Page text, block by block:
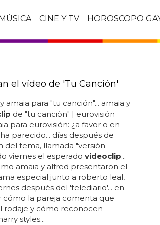
MÚSICA CINE Y TV HOROSCOPO
el vídeo de 'Tu Canción'
amaia para "tu canción"... amaia y
de "tu canción" | eurovisión
para eurovisión: ¿a favor o en
parecido... días después de
del tema, llamada "versión
viernes el esperado videoclip...
amaia y alfred presentaron el
especial junto a roberto leal,
después del 'telediario'... en
cómo la pareja comenta que
rodaje y cómo reconocen
styles...